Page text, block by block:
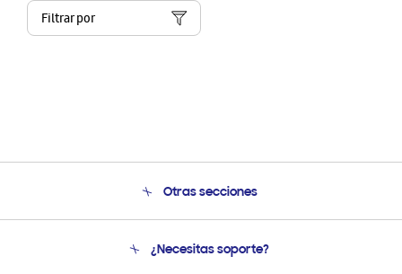
Filtrar por
Otras secciones
Soporte
¿Necesitas soporte?